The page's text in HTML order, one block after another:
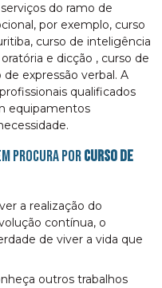
do ramo de
por exemplo, curso
curso de inteligência
e dicção , curso de
expressão verbal. A
qualificados
equipamentos
procura porcurso de
a realização do
contínua, o
de viver a vida que
outros trabalhos